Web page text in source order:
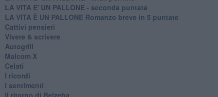
LA VITA E' UN PALLONE - seconda puntata
LA VITA È UN PALLONE Romanzo breve in 5 puntate
Cattivi pensieri
Vivere & scrivere
Autogrill
Malcom X
Celati
I ricordi
I sentimenti
Il ritorno di Belzeba